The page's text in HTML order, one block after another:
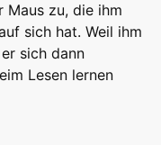
Maus zu, die ihm
sich hat. Weil ihm
sich dann
Lesen lernen